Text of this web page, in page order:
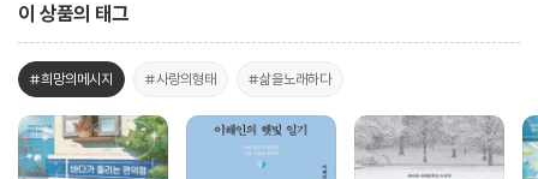
이 상품의 태그
#희망의메시지 #사랑의형태 #삶을노래하다